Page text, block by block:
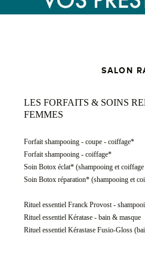
SALON
LES FORFAITS & SOINS
FEMMES
Forfait shampooing - coupe - coiffage*
Forfait shampooing - coiffage*
Soin Botox éclat* (shampooing et
Soin Botox réparation* (shampooing et
Rituel essentiel Franck Provost -
Rituel essentiel Kératase - bain & masque
Rituel essentiel Kérastase Fusio-Gloss